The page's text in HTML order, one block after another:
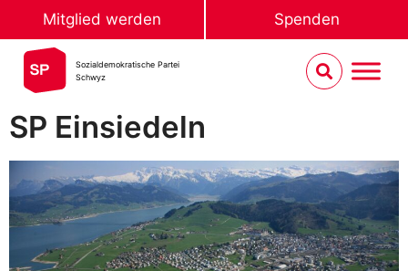
Mitglied werden Spenden
Sozialdemokratische Partei
Schwyz
SP Einsiedeln